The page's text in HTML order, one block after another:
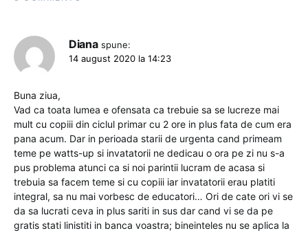
Diana spune:
14 august 2020 la 14:23
Buna ziua,
Vad ca toata lumea e ofensata ca trebuie sa se lucreze mai
mult cu copiii din ciclul primar cu 2 ore in plus fata de cum era
pana acum. Dar in perioada starii de urgenta cand primeam
teme pe watts-up si invatatorii ne dedicau o ora pe zi nu s-a
pus problema atunci ca si noi parintii lucram de acasa si
trebuia sa facem teme si cu copiii iar invatatorii erau platiti
integral, sa nu mai vorbesc de educatori… Ori de cate ori vi se
da sa lucrati ceva in plus sariti in sus dar cand vi se da pe
gratis stati linistiti in banca voastra; bineinteles nu se aplica la